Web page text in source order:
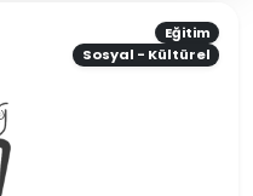
Eğitim
Sosyal - Kültürel